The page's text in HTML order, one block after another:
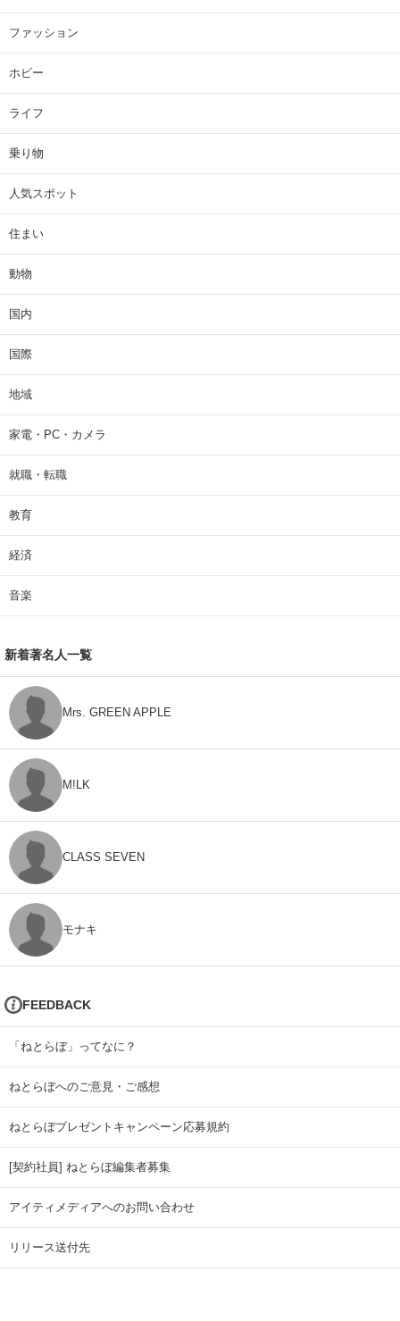
ファッション
ホビー
ライフ
乗り物
人気スポット
住まい
動物
国内
国際
地域
家電・PC・カメラ
就職・転職
教育
経済
音楽
新着著名人一覧
Mrs. GREEN APPLE
M!LK
CLASS SEVEN
モナキ
FEEDBACK
「ねとらぼ」ってなに？
ねとらぼへのご意見・ご感想
ねとらぼプレゼントキャンペーン応募規約
[契約社員] ねとらぼ編集者募集
アイティメディアへのお問い合わせ
リリース送付先